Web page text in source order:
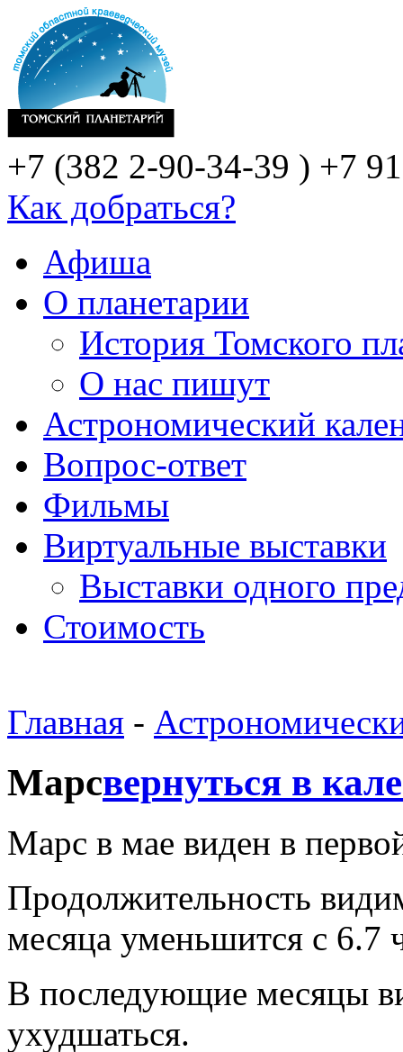
+7 (382 2-90-34-39 ) +7
Как добраться?
Афиша
О планетарии
История Томского
О нас пишут
Астрономический
Вопрос-ответ
Фильмы
Виртуальные выставки
Выставки одного
Стоимость
Главная -
Марсвернуться в
Марс в мае виден в
Продолжительность
месяца уменьшится с 6.7
В последующие месяцы
ухудшаться.